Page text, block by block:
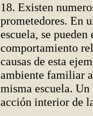
18. Existen
prometedores. En
escuela, se
comportamiento
causas de esta
ambiente familiar
misma escuela.
acción interior de